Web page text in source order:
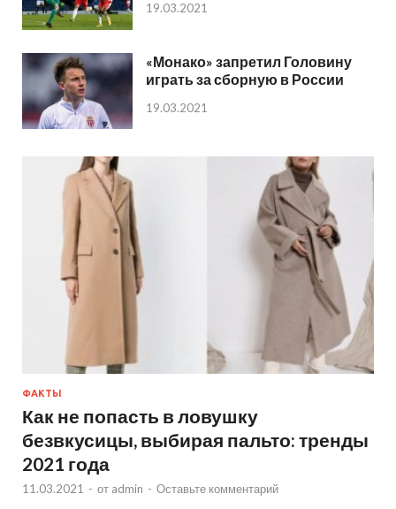
19.03.2021
«Монако» запретил Головину
играть за сборную в России
19.03.2021
ФАКТЫ
Как не попасть в ловушку
безвкусицы, выбирая пальто: тренды
2021 года
11.03.2021 - от admin - Оставьте комментарий